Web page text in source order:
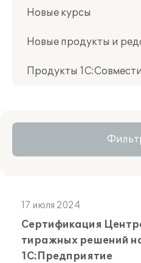
Новые курсы
Новые продукты и
Продукты
17 июля 2024
Сертификация
тиражных решений
1С:Предприятие